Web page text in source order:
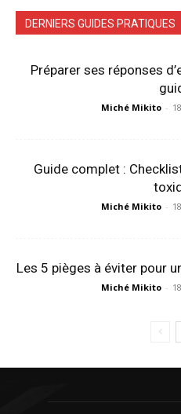
DERNIERS GUIDES PRATIQUES
Préparer ses réponses
Miché Mikito -
Guide complet :
Miché Mikito -
Les 5 pièges à éviter pour
Miché Mikito -